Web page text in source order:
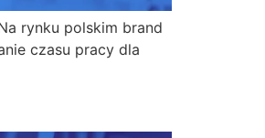
rynku polskim brand
czasu pracy dla